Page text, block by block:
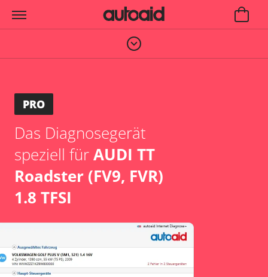
PRO
Das Diagnosegerät
speziell fürAUDI TT
Roadster (FV9, FVR)
1.8 TFSI